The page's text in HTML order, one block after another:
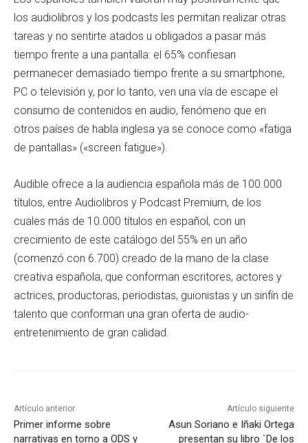
los audiolibros y los podcasts les permitan realizar otras
tareas y no sentirte atados u obligados a pasar más
tiempo frente a una pantalla: el 65% confiesan
permanecer demasiado tiempo frente a su smartphone,
PC o televisión y, por lo tanto, ven una vía de escape el
consumo de contenidos en audio, fenómeno que en
otros países de habla inglesa ya se conoce como «fatiga
de pantallas» («screen fatigue»).
Audible ofrece a la audiencia española más de 100.000
títulos, entre Audiolibros y Podcast Premium, de los
cuales más de 10.000 títulos en español, con un
crecimiento de este catálogo del 55% en un año
(comenzó con 6.700) creado de la mano de la clase
creativa española, que conforman escritores, actores y
actrices, productoras, periodistas, guionistas y un sinfín de
talento que conforman una gran oferta de audio-
entretenimiento de gran calidad.
Artículo anterior
Primer informe sobre
narrativas en torno a ODS y
Artículo siguiente
Asun Soriano e Iñaki Ortega
presentan su libro `De los